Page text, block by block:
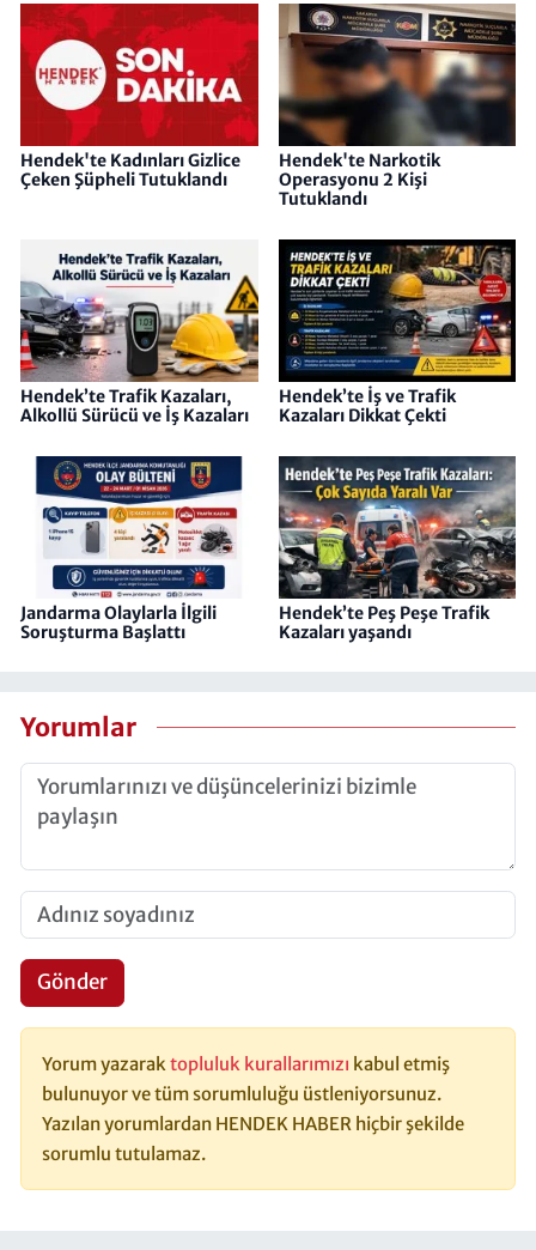
Hendek'te Kadınları Gizlice
Çeken Şüpheli Tutuklandı
Hendek'te Narkotik
Operasyonu 2 Kişi
Tutuklandı
Hendek’te Trafik Kazaları,
Alkollü Sürücü ve İş Kazaları
Hendek’te İş ve Trafik
Kazaları Dikkat Çekti
Jandarma Olaylarla İlgili
Soruşturma Başlattı
Hendek’te Peş Peşe Trafik
Kazaları yaşandı
Yorumlar
Gönder
Yorum yazarak topluluk kurallarımızı kabul etmiş
bulunuyor ve tüm sorumluluğu üstleniyorsunuz.
Yazılan yorumlardan HENDEK HABER hiçbir şekilde
sorumlu tutulamaz.